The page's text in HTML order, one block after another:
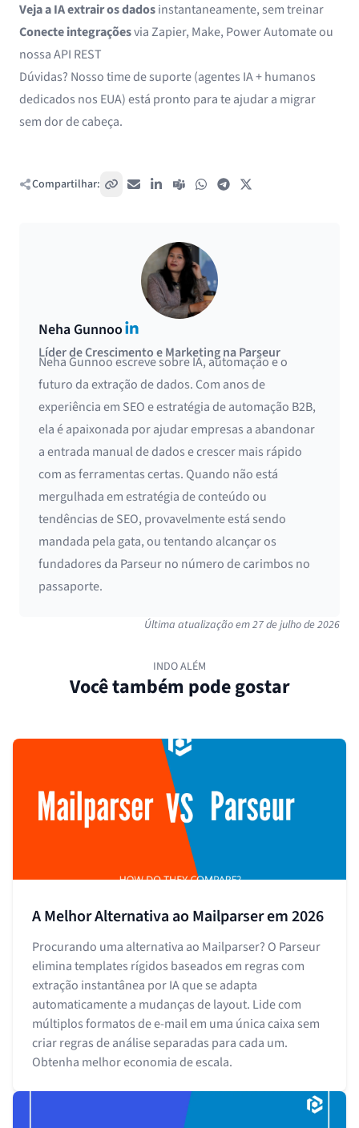
Veja a IA extrair os dadosinstantaneamente, sem treinar
Conecte integraçõesviaZapier, Make, Power Automateou
nossa API REST
Dúvidas? Nosso time de suporte (agentes IA + humanos
dedicados nos EUA) está pronto para te ajudar a migrar
sem dor de cabeça.
Compartilhar: Copiar link
E-mail LinkedIn
Teams WhatsAppTelegram
Neha GunnooLinkedIn
Líder de Crescimento e Marketing na Parseur
Neha Gunnoo escreve sobre IA, automação e o
futuro da extração de dados. Com anos de
experiência em SEO e estratégia de automação B2B,
ela é apaixonada por ajudar empresas a abandonar
a entrada manual de dados e crescer mais rápido
com as ferramentas certas. Quando não está
mergulhada em estratégia de conteúdo ou
tendências de SEO, provavelmente está sendo
mandada pela gata, ou tentando alcançar os
fundadores da Parseur no número de carimbos no
passaporte.
Última atualização em27 de julho de 2026
INDO ALÉM
Você também pode gostar
A Melhor Alternativa ao Mailparser em 2026
Procurando uma alternativa ao Mailparser? O Parseur
elimina templates rígidos baseados em regras com
extração instantânea por IA que se adapta
automaticamente a mudanças de layout. Lide com
múltiplos formatos de e-mail em uma única caixa sem
criar regras de análise separadas para cada um.
Obtenha melhor economia de escala.